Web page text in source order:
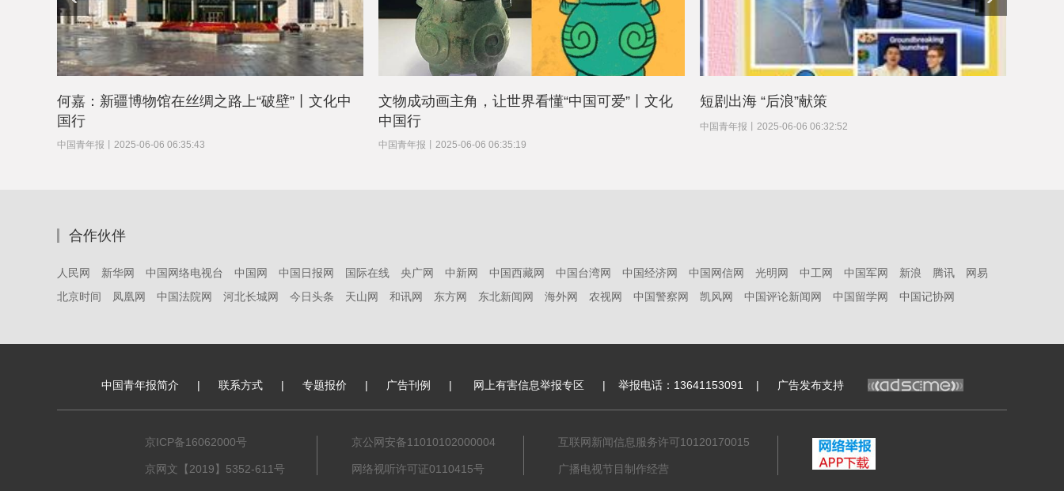
何嘉：新疆博物馆在丝绸之路上“破壁”丨文化中
国行
中国青年报 2025-06-06 06:35:43
文物成动画主角，让世界看懂“中国可爱”丨文化
中国行
中国青年报 2025-06-06 06:35:19
短剧出海 “后浪”献策
中国青年报 2025-06-06 06:32:52
合作伙伴
人民网 新华网 中国网络电视台 中国网 中国日报网 国际在线 央广网 中新网 中国西藏网 中国台湾网 中国经济网 中国网信网 光明网 中工网 中国军网 新浪 腾讯
网易
北京时间
凤凰网 中国法院网 河北长城网 今日头条 天山网 和讯网 东方网 东北新闻网 海外网 农视网 中国警察网 凯风网 中国评论新闻网 中国留学网 中国记协网
中国青年报简介 | 联系方式 | 专题报价 | 广告刊例 | 网上有害信息举报专区 | 举报电话：13641153091 | 广告发布支持
京ICP备16062000号
京网文【2019】5352-611号
京公网安备11010102000004
网络视听许可证0110415号
互联网新闻信息服务许可10120170015
广播电视节目制作经营